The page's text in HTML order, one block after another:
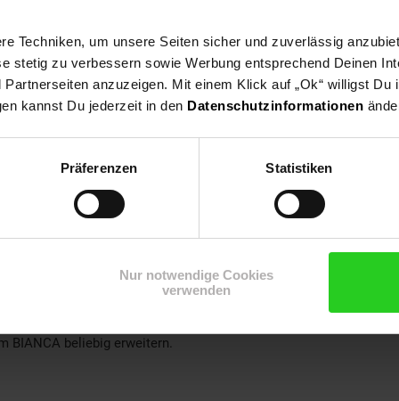
Techniken, um unsere Seiten sicher und zuverlässig
stetig zu verbessern sowie Werbung entsprechend Deinen
anzuzeigen. Mit einem Klick auf „Ok“ willigst Du
kannst Du jederzeit in den Datenschutzinformationen
Präferenzen Statistiken
Nur notwendige Cookies
verwenden
oder Kochfeld)
oder Kochfeld)
+ 1x 100 cm). Für das Verbinden der Arbeitsplatten erhalten
lieferbar)
BIANCA beliebig erweitern.